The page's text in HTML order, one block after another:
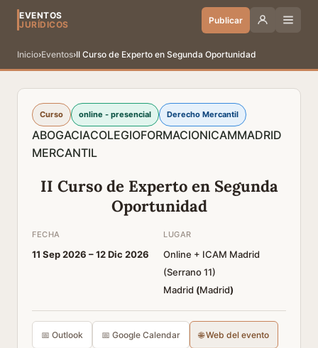
EVENTOS
JURÍDICOS
Publicar
Inicio›Eventos›II Curso de Experto en Segunda Oportunidad
Curso online - presencial Derecho Mercantil
ABOGACIACOLEGIOFORMACIONICAMMADRID
MERCANTIL
II Curso de Experto en Segunda
Oportunidad
FECHA
11 Sep 2026 –12 Dic 2026
LUGAR
Online + ICAM Madrid
(Serrano 11)
Madrid (Madrid)
📅 Outlook 📅 Google Calendar 🌐 Web del evento